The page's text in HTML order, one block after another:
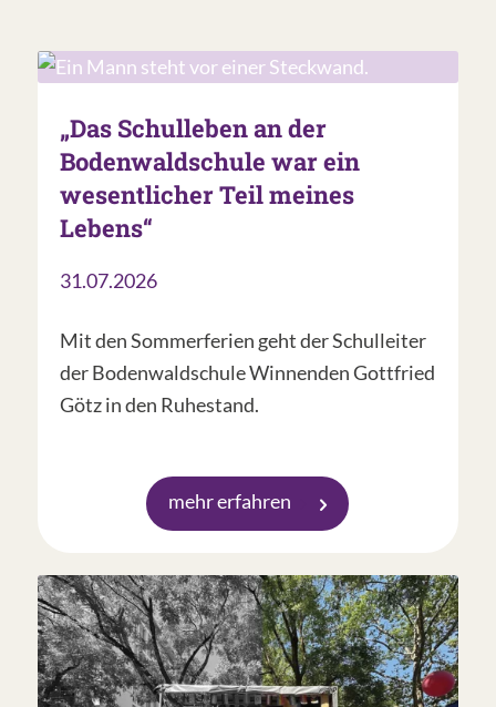
„Das Schulleben an der
Bodenwaldschule war ein
wesentlicher Teil meines
Lebens“
31.07.2026
Mit den Sommerferien geht der Schulleiter
der Bodenwaldschule Winnenden Gottfried
Götz in den Ruhestand.
mehr erfahren